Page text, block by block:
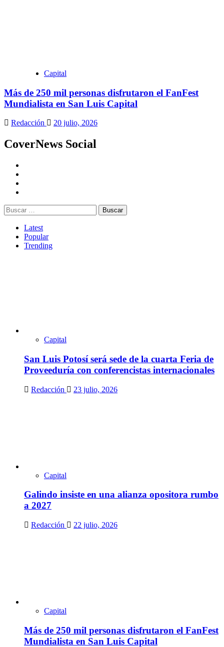
Capital
Más de 250 mil personas disfrutaron el FanFest
Mundialista en San Luis Capital
Redacción 20 julio, 2026
CoverNews Social
Buscar:
Latest
Popular
Trending
Capital
San Luis Potosí será sede de la cuarta Feria de
Proveeduría con conferencistas internacionales
Redacción 23 julio, 2026
Capital
Galindo insiste en una alianza opositora rumbo
a 2027
Redacción 22 julio, 2026
Capital
Más de 250 mil personas disfrutaron el FanFest
Mundialista en San Luis Capital